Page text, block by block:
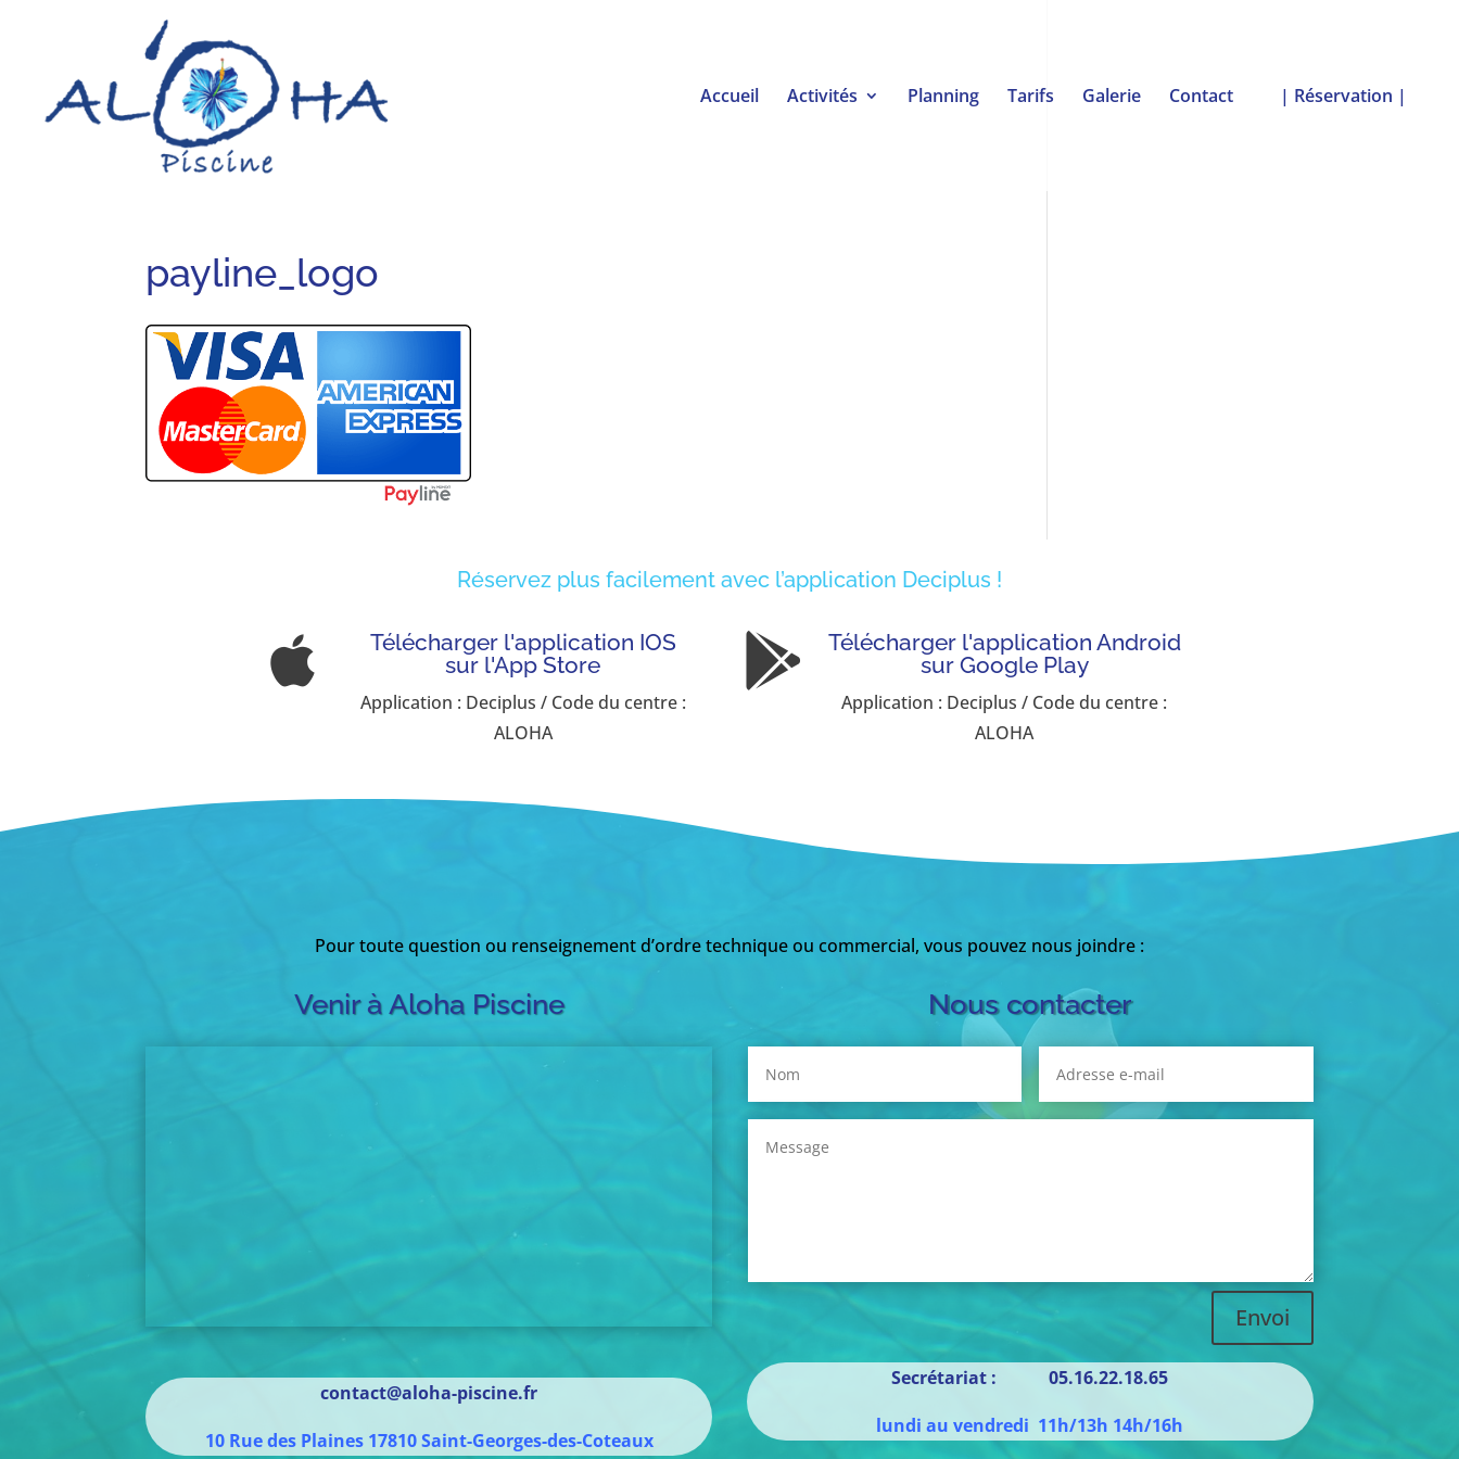
Accueil Activités Planning Tarifs Galerie Contact | Réservation |
payline_logo
Réservez plus facilement avec l’application Deciplus !

Télécharger l'application IOS
sur l'App Store
Application : Deciplus / Code du centre :
ALOHA

Télécharger l'application Android
sur Google Play
Application : Deciplus / Code du centre :
ALOHA
Pour toute question ou renseignement d’ordre technique ou commercial, vous pouvez nous joindre :
Venir à Aloha Piscine
contact@aloha-piscine.fr
10 Rue des Plaines 17810Saint-Georges-des-Coteaux
Nous contacter
Envoi
Secrétariat : 05.16.22.18.65
lundi au vendredi 11h/13h 14h/16h